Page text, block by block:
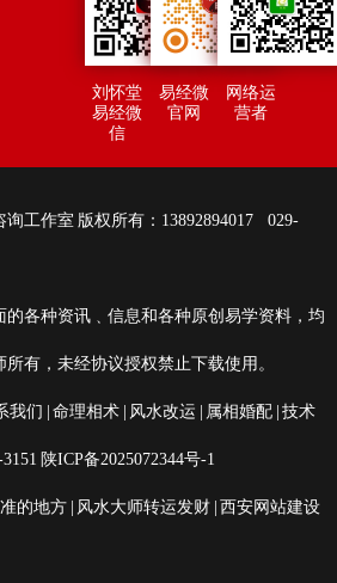
刘怀堂
易经微
信
易经微
官网
网络运
营者
工作室 版权所有：13892894017 029-
各种资讯﹑信息和各种原创易学资料，均
有，未经协议授权禁止下载使用。
我们 |命理相术 风水改运 属相婚配 |技术
陕ICP备2025072344号-1
的地方 风水大师转运发财 |西安网站建设